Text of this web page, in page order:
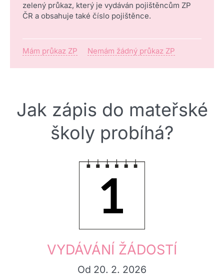
zelený průkaz, který je vydáván pojištěncům ZP
ČR a obsahuje také číslo pojištěnce.
Mám průkaz ZP Nemám žádný průkaz ZP
Jak zápis do mateřské
školy probíhá?
VYDÁVÁNÍ ŽÁDOSTÍ
Od 20. 2. 2026